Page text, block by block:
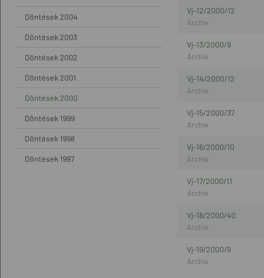
Döntések 2004
Döntések 2003
Döntések 2002
Döntések 2001
Döntések 2000
Döntések 1999
Döntések 1998
Döntések 1997
Vj-12/2000/12
Vj-13/2000/9
Vj-14/2000/12
Vj-15/2000/37
Vj-16/2000/10
Vj-17/2000/11
Vj-18/2000/40
Vj-19/2000/9